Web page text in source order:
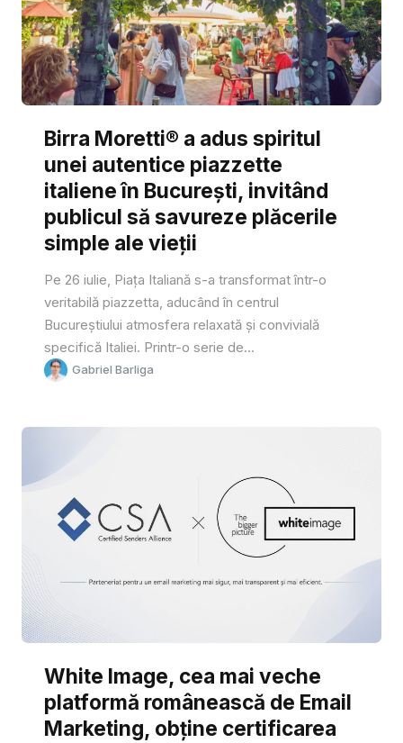
Birra Moretti® a adus spiritul
unei autentice piazzette
italiene în București, invitând
publicul să savureze plăcerile
simple ale vieții
Pe 26 iulie, Piața Italiană s-a transformat într-o
veritabilă piazzetta, aducând în centrul
Bucureștiului atmosfera relaxată și convivială
specifică Italiei. Printr-o serie de...
Gabriel Barliga
White Image, cea mai veche
platformă românească de Email
Marketing, obține certificarea